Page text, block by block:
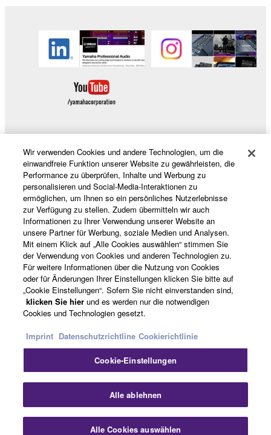
Produkte und Lösungen
News
Über Yamaha
Deutschland - German
KontaktNutzungsbedingungen
Datenschutzerklärung
Cookierichtlinie
© Yamaha Corporation.
Wir verwenden Cookies und andere Technologien, um die
einwandfreie Funktion unserer Website zu gewährleisten, die
Performance zu überprüfen, Inhalte und Werbung zu
personalisieren und Social-Media-Interaktionen zu
ermöglichen, um Ihnen so ein persönliches Nutzerlebnisse
zur Verfügung zu stellen. Zudem übermitteln wir auch
Informationen zu Ihrer Verwendung unserer Website an
unsere Partner für Werbung, soziale Medien und Analysen.
Mit einem Klick auf „Alle Cookies auswählen“ stimmen Sie
der Verwendung von Cookies und anderen Technologien zu.
Für weitere Informationen über die Nutzung von Cookies
oder für Änderungen Ihrer Einstellungen klicken Sie bitte auf
„Cookie Einstellungen“. Sofern Sie nicht einverstanden sind,
klicken Sie hier und es werden nur die notwendigen
Cookies und Technologien gesetzt.
Imprint Datenschutzrichtline Cookierichtlinie
Cookie-Einstellungen
Alle ablehnen
Alle Cookies auswählen